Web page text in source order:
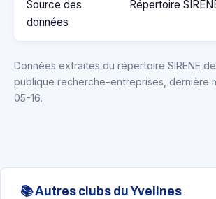
Source des
données
Répertoire
Données extraites du répertoire SIRENE de
publique recherche-entreprises, dernière
05-16.
📚 Autres clubs du Yvelines